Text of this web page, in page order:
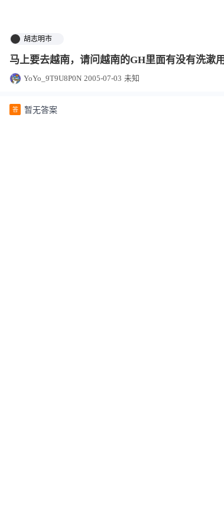
胡志明市
马上要去越南，请问越南的GH里面有没有洗漱
YoYo_9T9U8P0N 2005-07-03 未知
答 暂无答案